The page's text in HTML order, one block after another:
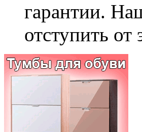
гарантии.
отступить